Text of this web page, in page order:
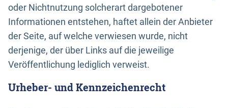
oder Nichtnutzung solcherart dargebotener
Informationen entstehen, haftet allein der Anbieter
der Seite, auf welche verwiesen wurde, nicht
derjenige, der über Links auf die jeweilige
Veröffentlichung lediglich verweist.
Urheber- und Kennzeichenrecht